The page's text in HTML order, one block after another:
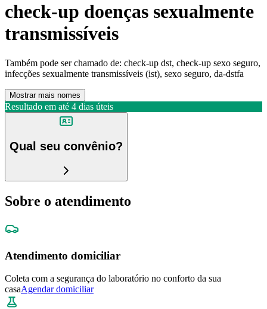
check-up doenças sexualmente
transmissíveis
Também pode ser chamado de: check-up dst, check-up sexo seguro,
infecções sexualmente transmissíveis (ist), sexo seguro, da-dstfa
Mostrar mais nomes
Resultado em até 4 dias úteis
Qual seu convênio?
Sobre o atendimento
Atendimento domiciliar
Coleta com a segurança do laboratório no conforto da sua
casaAgendar domiciliar